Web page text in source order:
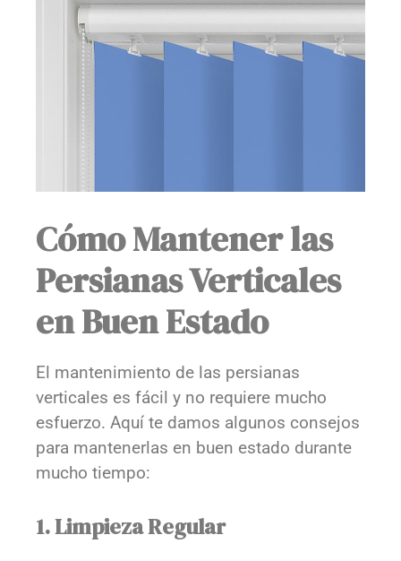
Cómo Mantener las
Persianas Verticales
en Buen Estado
El mantenimiento de las persianas
verticales es fácil y no requiere mucho
esfuerzo. Aquí te damos algunos consejos
para mantenerlas en buen estado durante
mucho tiempo:
1. Limpieza Regular